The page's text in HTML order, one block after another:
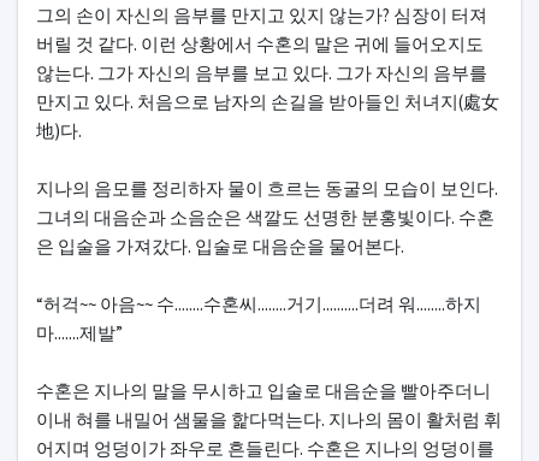
그의 손이 자신의 음부를 만지고 있지 않는가? 심장이 터져
버릴 것 같다. 이런 상황에서 수혼의 말은 귀에 들어오지도
않는다. 그가 자신의 음부를 보고 있다. 그가 자신의 음부를
만지고 있다. 처음으로 남자의 손길을 받아들인 처녀지(處女
地)다.
지나의 음모를 정리하자 물이 흐르는 동굴의 모습이 보인다.
그녀의 대음순과 소음순은 색깔도 선명한 분홍빛이다. 수혼
은 입술을 가져갔다. 입술로 대음순을 물어본다.
“허걱~~ 아음~~ 수........수혼씨........거기..........더려 워........하지
마.......제발”
수혼은 지나의 말을 무시하고 입술로 대음순을 빨아주더니
이내 혀를 내밀어 샘물을 핥다먹는다. 지나의 몸이 활처럼 휘
어지며 엉덩이가 좌우로 흔들린다. 수혼은 지나의 엉덩이를